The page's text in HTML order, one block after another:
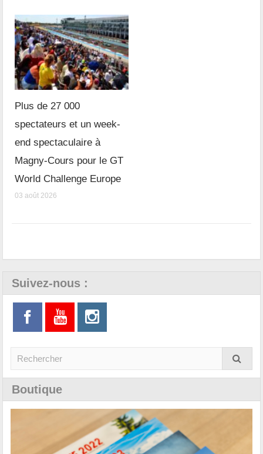
Plus de 27 000
spectateurs et un week-
end spectaculaire à
Magny-Cours pour le GT
World Challenge Europe
03 août 2026
Suivez-nous :
Boutique